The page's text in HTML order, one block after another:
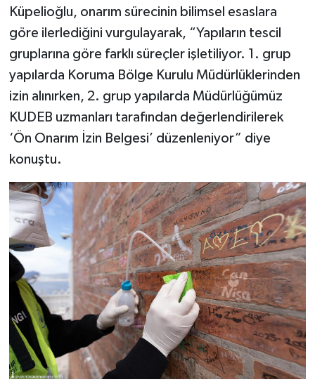
Küpelioğlu, onarım sürecinin bilimsel esaslara
göre ilerlediğini vurgulayarak, “Yapıların tescil
gruplarına göre farklı süreçler işletiliyor. 1. grup
yapılarda Koruma Bölge Kurulu Müdürlüklerinden
izin alınırken, 2. grup yapılarda Müdürlüğümüz
KUDEB uzmanları tarafından değerlendirilerek
‘Ön Onarım İzin Belgesi’ düzenleniyor” diye
konuştu.